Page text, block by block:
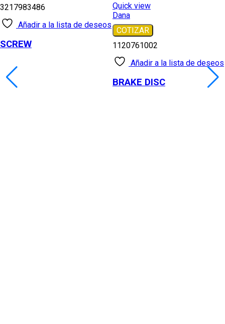
3217983486
Añadir a la lista de deseos
SCREW
Quick view
Dana
COTIZAR
1120761002
Añadir a la lista de deseos
BRAKE DISC